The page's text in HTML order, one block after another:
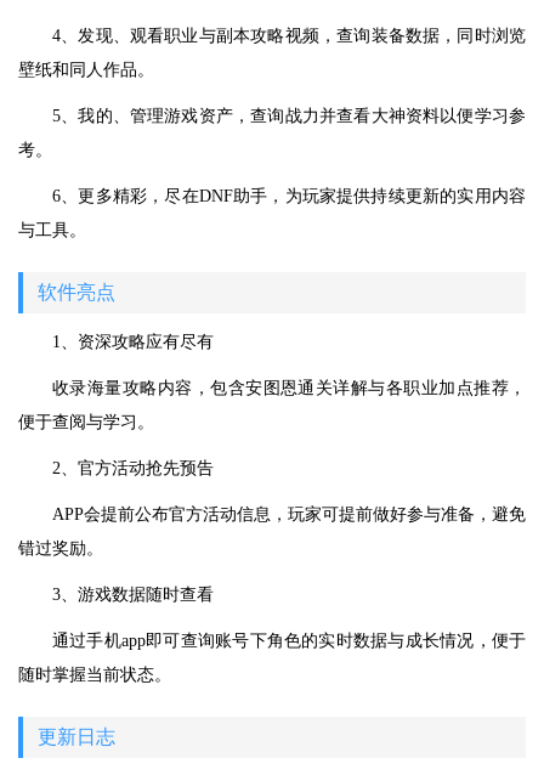
4、发现、观看职业与副本攻略视频，查询装备数据，同时浏览
壁纸和同人作品。
5、我的、管理游戏资产，查询战力并查看大神资料以便学习参
考。
6、更多精彩，尽在DNF助手，为玩家提供持续更新的实用内容
与工具。
软件亮点
1、资深攻略应有尽有
收录海量攻略内容，包含安图恩通关详解与各职业加点推荐，
便于查阅与学习。
2、官方活动抢先预告
APP会提前公布官方活动信息，玩家可提前做好参与准备，避免
错过奖励。
3、游戏数据随时查看
通过手机app即可查询账号下角色的实时数据与成长情况，便于
随时掌握当前状态。
更新日志